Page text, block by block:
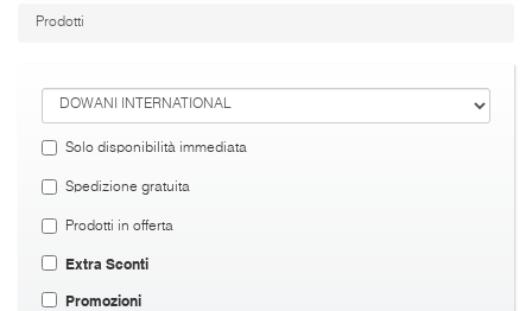
Prodotti
Solo disponibilità immediata
Spedizione gratuita
Prodotti in offerta
Extra Sconti
Promozioni